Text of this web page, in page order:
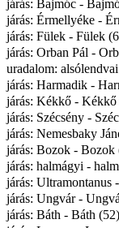
járás: Bajmóc -
járás: Érmellyéke -
járás: Fülek - Fülek
járás: Orban Pál -
uradalom:
járás: Harmadik -
járás: Kékkő - Kékkő
járás: Szécsény -
járás: Nemesbaky
járás: Bozok - Bozok
járás: halmágyi -
járás: Ultramontanus
járás: Ungvár -
járás: Báth - Báth (52)